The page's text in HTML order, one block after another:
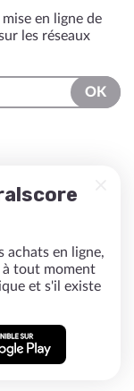
en ligne de
les réseaux
OK
achats en ligne,
à tout moment
et s'il existe